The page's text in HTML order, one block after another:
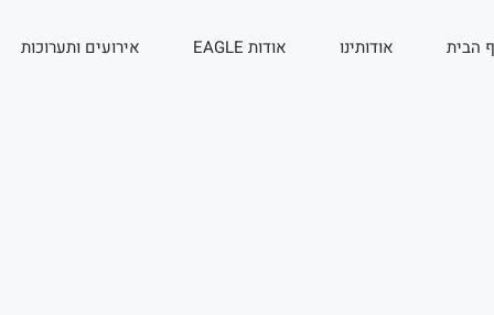
הבית אודותינו אודות EAGLE אירועים ותערוכות